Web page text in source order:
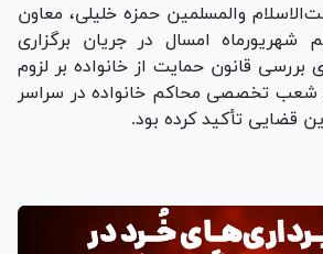
والمسلمین حمزه خلیلی، معاون
شهریورماه امسال در جریان برگزاری
قانون حمایت از خانواده بر لزوم
شعب تخصصی محاکم خانواده در سراسر
قضایی تأکید کرده بود.